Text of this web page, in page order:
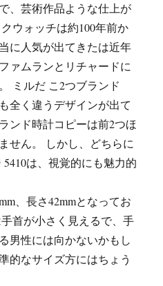
、芸術作品ような仕上が
ウォッチは約100年前か
に人気が出てきたは近年
ァムランとリチャードに
ミルだ こ2つブランド
全く違うデザインが出て
ンド時計コピーは前2つほ
せん。 しかし、どちらに
は、視覚的にも魅力的
、長さ42mmとなってお
首が小さく見えるで、手
男性には向かないかもし
的なサイズ方にはちょう